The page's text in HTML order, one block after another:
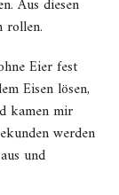
Aus diesen
rollen.
Eier fest
Eisen lösen,
kamen mir
werden
und